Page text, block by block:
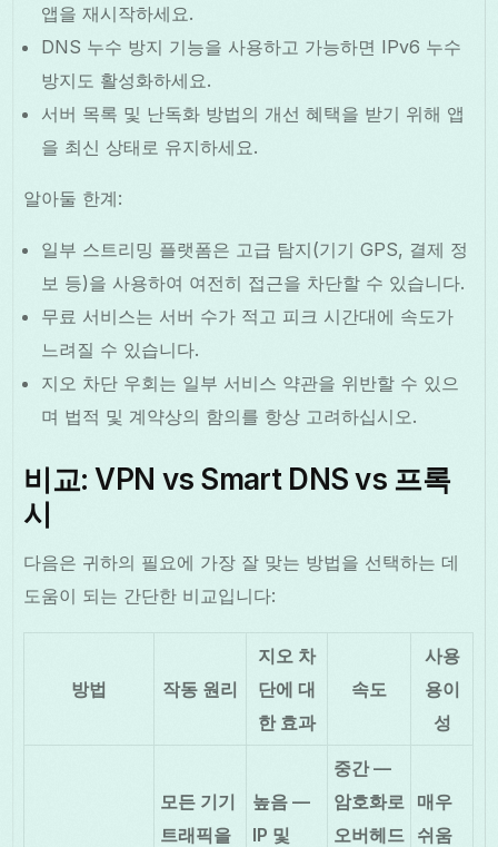
앱을 재시작하세요.
DNS 누수 방지 기능을 사용하고 가능하면 IPv6 누수
방지도 활성화하세요.
서버 목록 및 난독화 방법의 개선 혜택을 받기 위해 앱
을 최신 상태로 유지하세요.
알아둘 한계:
일부 스트리밍 플랫폼은 고급 탐지(기기 GPS, 결제 정
보 등)을 사용하여 여전히 접근을 차단할 수 있습니다.
무료 서비스는 서버 수가 적고 피크 시간대에 속도가
느려질 수 있습니다.
지오 차단 우회는 일부 서비스 약관을 위반할 수 있으
며 법적 및 계약상의 함의를 항상 고려하십시오.
비교: VPN vs Smart DNS vs 프록
시
다음은 귀하의 필요에 가장 잘 맞는 방법을 선택하는 데
도움이 되는 간단한 비교입니다:
방법 작동 원리
지오 차
단에 대
한 효과
속도
사용
용이
성
모든 기기
트래픽을
높음 —
IP 및
중간 —
암호화로
오버헤드
매우
쉬움